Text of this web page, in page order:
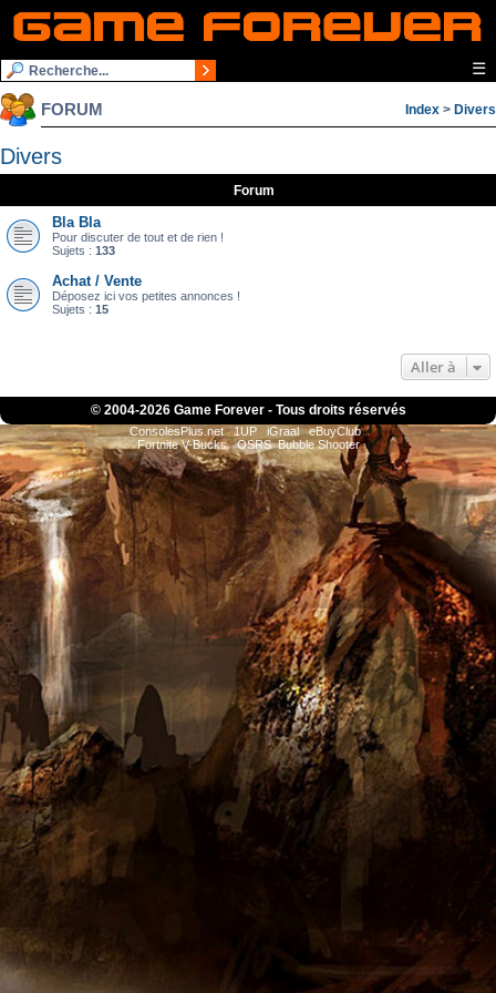
☰
FORUM Index > Divers
Divers
Forum
Bla Bla
Pour discuter de tout et de rien !
Sujets : 133
Achat / Vente
Déposez ici vos petites annonces !
Sujets : 15
Aller à
© 2004-2026 Game Forever - Tous droits réservés
ConsolesPlus.net 1UP iGraal
eBuyClub
Fortnite V-Bucks
OSRS Bubble Shooter